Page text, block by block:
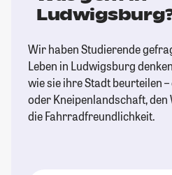
Wir haben Studierende
Leben in Ludwigsburg
wie sie ihre Stadt beurteilen
oder Kneipenlandschaft,
die Fahrradfreundlichkeit.